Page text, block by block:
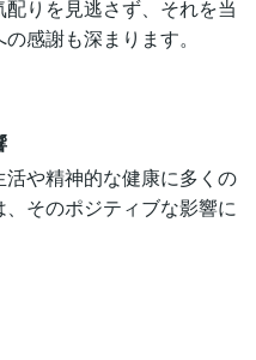
りを見逃さず、それを当
感謝も深まります。
や精神的な健康に多くの
そのポジティブな影響に